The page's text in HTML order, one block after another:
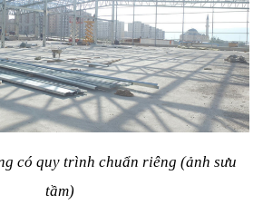
có quy trình chuẩn riêng (ảnh sưu
tầm)